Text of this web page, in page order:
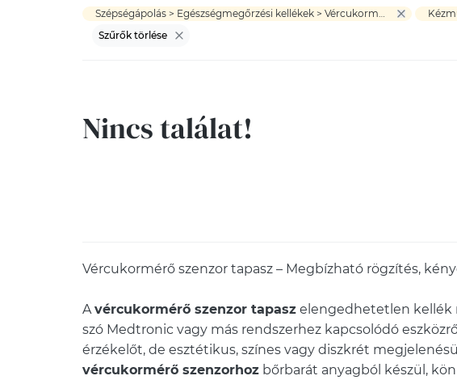
Szépségápolás > Egészségmegőrzési kellékek > Vércukormérő szenzor tapasz
Szűrők törlése
Nincs találat!
Vércukormérő szenzor tapasz – Megbízható rögzítés,
Avércukormérő szenzor tapasz elengedhetetlen kellék
szó Medtronic vagy más rendszerhez kapcsolódó
érzékelőt, de esztétikus, színes vagy diszkrét
vércukormérő szenzorhoz bőrbarát anyagból készül,